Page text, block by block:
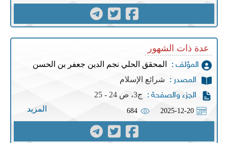
عدة ذات الشهور
المؤلف : المحقق الحلي نجم الدين جعفر بن الحسن
المصدر : شرائع الإسلام
الجزء والصفحة : ج3، ص 24 - 25
2025-12-20
684 المزيد